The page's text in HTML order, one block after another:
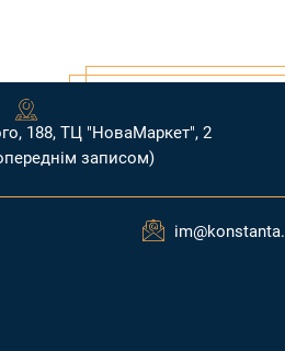
188, ТЦ "НоваМаркет", 2
записом)